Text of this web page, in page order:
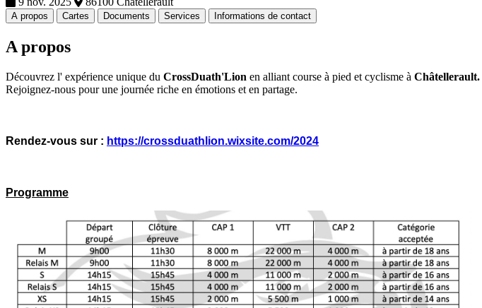
A propos Cartes Documents Services Informations de contact
A propos
Découvrez l' expérience unique du CrossDuath'Lion en alliant course à pied et cyclisme à Châtellerault.
Rejoignez-nous pour une journée riche en émotions et en partage.
Rendez-vous sur : https://crossduathlion.wixsite.com/2024
Programme